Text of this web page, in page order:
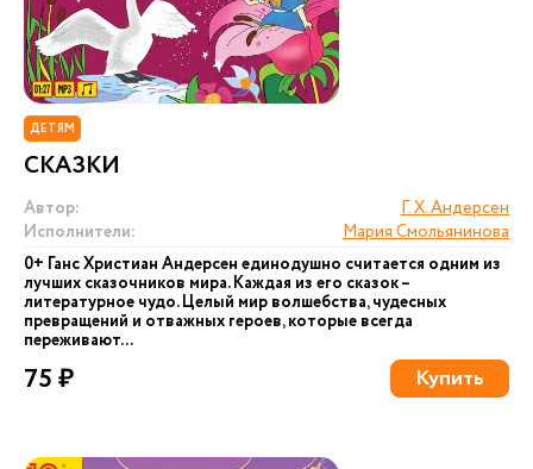
ДЕТЯМ
СКАЗКИ
Автор:
Г. Х. Андерсен
Исполнители:
Мария Смольянинова
0+ Ганс Христиан Андерсен единодушно считается одним из
лучших сказочников мира. Каждая из его сказок –
литературное чудо. Целый мир волшебства, чудесных
превращений и отважных героев, которые всегда
переживают...
75 ₽ Купить